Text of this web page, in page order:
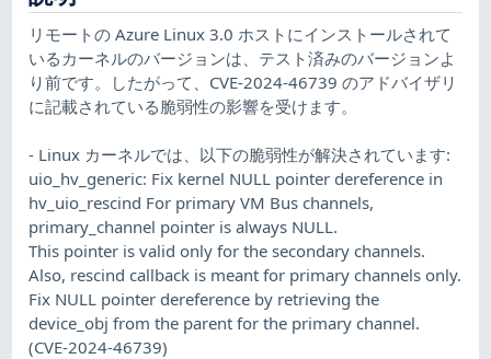
リモートの Azure Linux 3.0 ホストにインストールされて
いるカーネルのバージョンは、テスト済みのバージョンよ
り前です。したがって、CVE-2024-46739 のアドバイザリ
に記載されている脆弱性の影響を受けます。
- Linux カーネルでは、以下の脆弱性が解決されています:
uio_hv_generic: Fix kernel NULL pointer dereference in
hv_uio_rescind For primary VM Bus channels,
primary_channel pointer is always NULL.
This pointer is valid only for the secondary channels.
Also, rescind callback is meant for primary channels only.
Fix NULL pointer dereference by retrieving the
device_obj from the parent for the primary channel.
(CVE-2024-46739)